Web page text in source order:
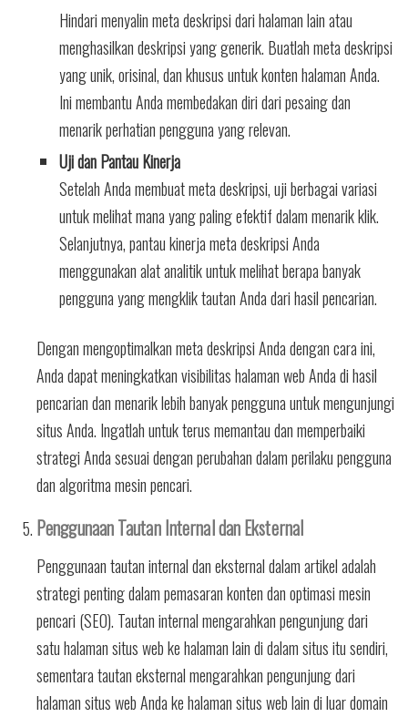
Hindari menyalin meta deskripsi dari halaman lain atau
menghasilkan deskripsi yang generik. Buatlah meta deskripsi
yang unik, orisinal, dan khusus untuk konten halaman Anda.
Ini membantu Anda membedakan diri dari pesaing dan
menarik perhatian pengguna yang relevan.
Uji dan Pantau Kinerja
Setelah Anda membuat meta deskripsi, uji berbagai variasi
untuk melihat mana yang paling efektif dalam menarik klik.
Selanjutnya, pantau kinerja meta deskripsi Anda
menggunakan alat analitik untuk melihat berapa banyak
pengguna yang mengklik tautan Anda dari hasil pencarian.
Dengan mengoptimalkan meta deskripsi Anda dengan cara ini,
Anda dapat meningkatkan visibilitas halaman web Anda di hasil
pencarian dan menarik lebih banyak pengguna untuk mengunjungi
situs Anda. Ingatlah untuk terus memantau dan memperbaiki
strategi Anda sesuai dengan perubahan dalam perilaku pengguna
dan algoritma mesin pencari.
Penggunaan Tautan Internal dan Eksternal
Penggunaan tautan internal dan eksternal dalam artikel adalah
strategi penting dalam pemasaran konten dan optimasi mesin
pencari (SEO). Tautan internal mengarahkan pengunjung dari
satu halaman situs web ke halaman lain di dalam situs itu sendiri,
sementara tautan eksternal mengarahkan pengunjung dari
halaman situs web Anda ke halaman situs web lain di luar domain